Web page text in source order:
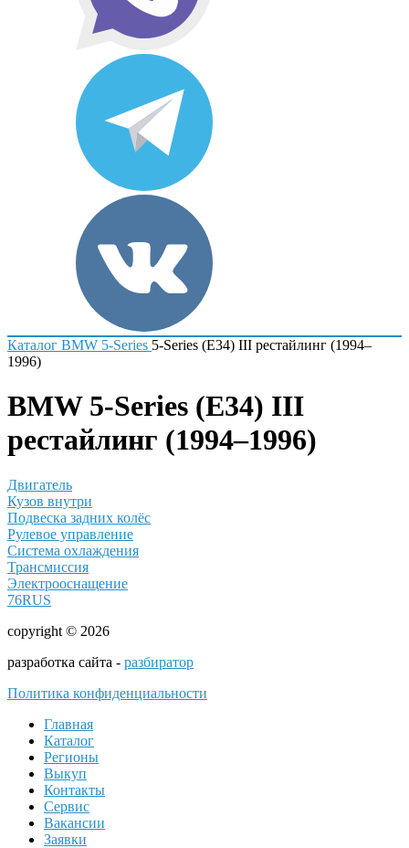
Каталог BMW 5-Series 5-Series (E34) III рестайлинг (1994–
1996)
BMW 5-Series (E34) III
рестайлинг (1994–1996)
Двигатель
Кузов внутри
Подвеска задних колёс
Рулевое управление
Система охлаждения
Трансмиссия
Электрооснащение
76RUS
copyright © 2026
разработка сайта - разбиратор
Политика конфиденциальности
Главная
Каталог
Регионы
Выкуп
Контакты
Сервис
Вакансии
Заявки